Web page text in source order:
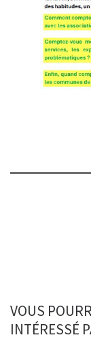
VOUS
INTÉRESSÉ